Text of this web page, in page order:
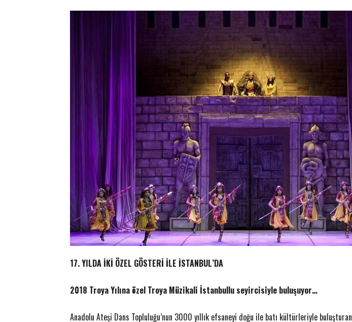
17. YILDA İKİ ÖZEL GÖSTERİ İLE İSTANBUL’DA
2018 Troya Yılına özel Troya Müzikali İstanbullu seyircisiyle buluşuyor…
Anadolu Ateşi Dans Topluluğu’nun 3000 yıllık efsaneyi doğu ile batı kültürleriyle buluşturan